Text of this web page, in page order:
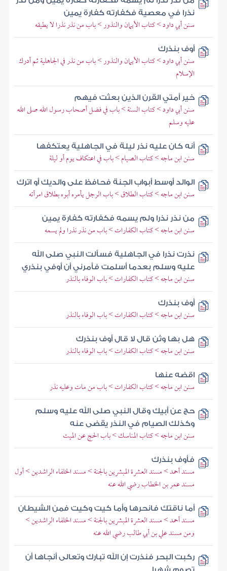
نذرا في معصية فكفارته كفارة يمين
سنن أبي داود > كتاب الأيمان والنذور > باب من نذر نذرا لا يطيقه
أوف بنذرك
سنن أبي داود > كتاب الأيمان والنذور > باب من نذر في الجاهلية ثم أدرك
الإسلام
خير أمتي القرن الذين بعثت فيهم
سنن أبي داود > كتاب السنة > باب في فضل أصحاب رسول الله صلى الله
عليه وسلم
أنه كان عليه نذر ليلة في الجاهلية يعتكفها
سنن ابن ماجه > كتاب الصيام > باب في اعتكاف يوم أو ليلة
الوالد أوسط أبواب الجنة فحافظ على والديك أو اترك
سنن ابن ماجه > كتاب الطلاق > باب الرجل يأمره أبوه بطلاق امرأته
من نذر نذرا ولم يسمه فكفارته كفارة يمين
سنن ابن ماجه > كتاب الكفارات > باب من نذر نذرا ولم يسمه
نذرت نذرا في الجاهلية فسألت النبي صلى الله
عليه وسلم بعدما أسلمت فأمرني أن أوفي بنذري
سنن ابن ماجه > كتاب الكفارات > باب الوفاء بالنذر
أوف بنذرك
سنن ابن ماجه > كتاب الكفارات > باب الوفاء بالنذر
هل بها وثن قال لا قال أوف بنذرك
سنن ابن ماجه > كتاب الكفارات > باب الوفاء بالنذر
اقضه عنها
سنن ابن ماجه > كتاب الكفارات > باب من مات وعليه نذر
حج عن أبيك وقال النبي صلى الله عليه وسلم
وكذلك الصيام في النذر يقضى عنه
سنن ابن ماجه > كتاب المناسك > باب الحج عن الميت
فأوف بنذرك
مسند أحمد > مسند العشرة المبشرين بالجنة > مسند الخلفاء الراشدين > أول
مسند عمر بن الخطاب رضي الله عنه
أما ناقتك فانحرها وأما كيت وكيت فمن الشيطان
مسند أحمد > مسند العشرة المبشرين بالجنة > مسند الخلفاء الراشدين >
ومن مسند علي بن أبي طالب رضي الله عنه
ركبت البحر فنذرت إن الله تبارك وتعالى أنجاها أن